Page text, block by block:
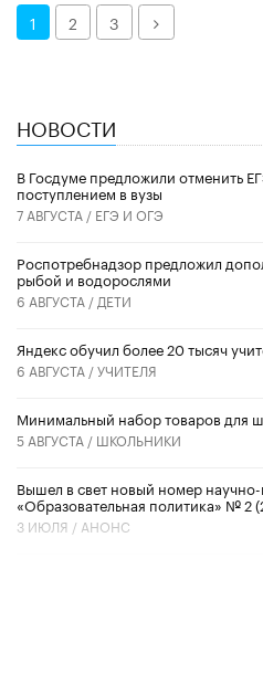
1 2 3 Далее
НОВОСТИ
В Госдуме предложили отменить
поступлением в вузы
7 АВГУСТА / ЕГЭ И ОГЭ
Роспотребнадзор предложил
рыбой и водорослями
6 АВГУСТА / ДЕТИ
​Яндекс обучил более 20 тысяч
6 АВГУСТА /УЧИТЕЛЯ
Минимальный набор товаров для
5 АВГУСТА / ШКОЛЬНИКИ
Вышел в свет новый номер
«Образовательная политика» № 2
3 ИЮЛЯ / АНОНС